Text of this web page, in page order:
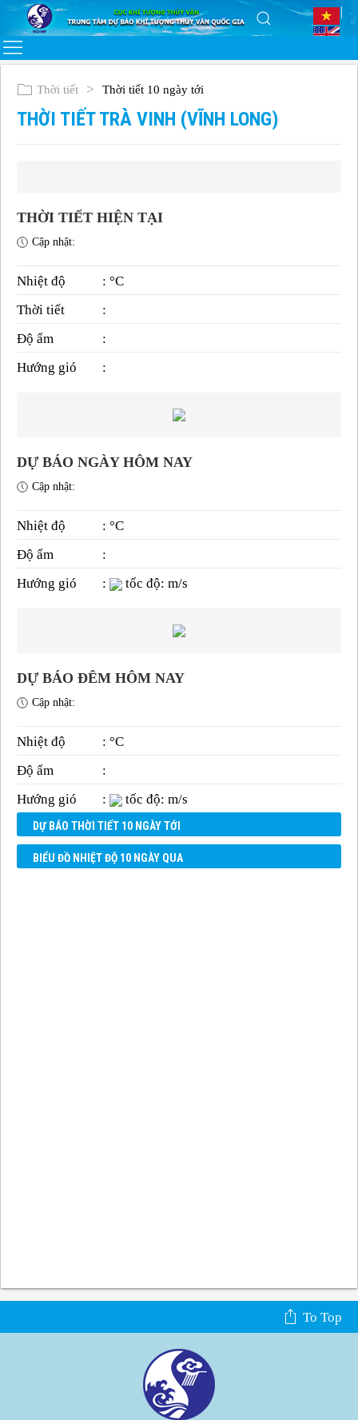
Thời tiết Thời tiết 10 ngày tới
THỜI TIẾT TRÀ VINH (VĨNH LONG)
THỜI TIẾT HIỆN TẠI
Cập nhật:
Nhiệt độ
: °C
Thời tiết
:
Độ ẩm
:
Hướng gió
:
DỰ BÁO NGÀY HÔM NAY
Cập nhật:
Nhiệt độ
: °C
Độ ẩm
:
Hướng gió
: tốc độ: m/s
DỰ BÁO ĐÊM HÔM NAY
Cập nhật:
Nhiệt độ
: °C
Độ ẩm
:
Hướng gió
: tốc độ: m/s
DỰ BÁO THỜI TIẾT 10 NGÀY TỚI
BIỂU ĐỒ NHIỆT ĐỘ 10 NGÀY QUA
To Top